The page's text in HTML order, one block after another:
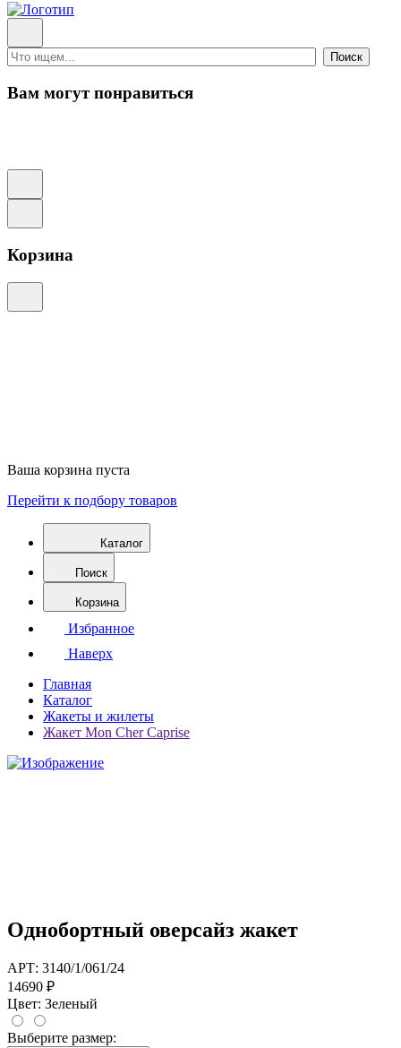
Поиск
Вам могут понравиться
Корзина
Ваша корзина пуста
Перейти к подбору товаров
Каталог
Поиск
Корзина
Избранное
Наверх
Главная
Каталог
Жакеты и жилеты
Жакет Mon Cher Caprise
Однобортный оверсайз жакет
АРТ: 3140/1/061/24
14690 ₽
Цвет: Зеленый
Выберите размер: